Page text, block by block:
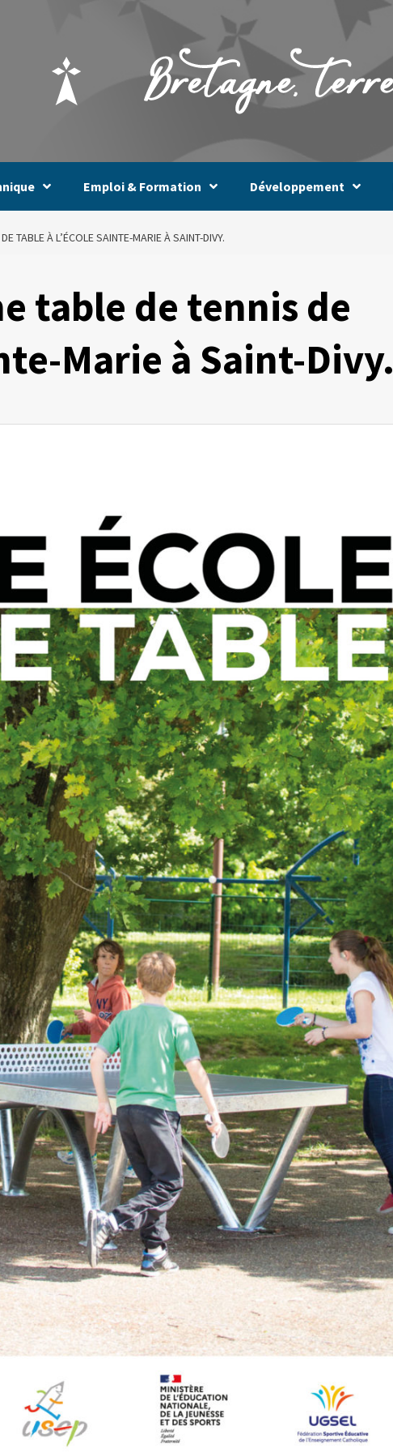
Emploi & Formation Développement
TABLE À L’ÉCOLE SAINTE-MARIE À SAINT-DIVY.
table de tennis de
Marie à Saint-Divy.